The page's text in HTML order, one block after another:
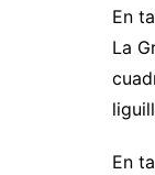
En
La
En